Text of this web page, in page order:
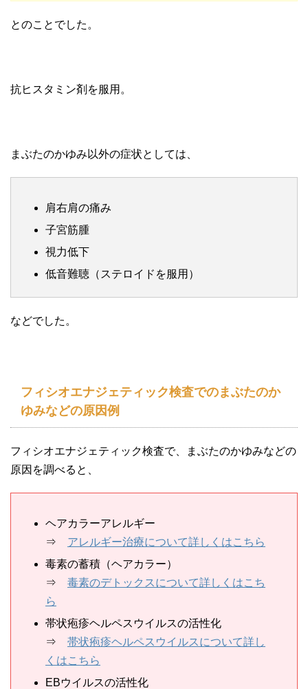
とのことでした。
抗ヒスタミン剤を服用。
まぶたのかゆみ以外の症状としては、
肩右肩の痛み
子宮筋腫
視力低下
低音難聴（ステロイドを服用）
などでした。
フィシオエナジェティック検査でのまぶたのか
ゆみなどの原因例
フィシオエナジェティック検査で、まぶたのかゆみなどの
原因を調べると、
ヘアカラーアレルギー
⇒ アレルギー治療について詳しくはこちら
毒素の蓄積（ヘアカラー）
⇒ 毒素のデトックスについて詳しくはこち
ら
帯状疱疹ヘルペスウイルスの活性化
⇒ 帯状疱疹ヘルペスウイルスについて詳し
くはこちら
EBウイルスの活性化